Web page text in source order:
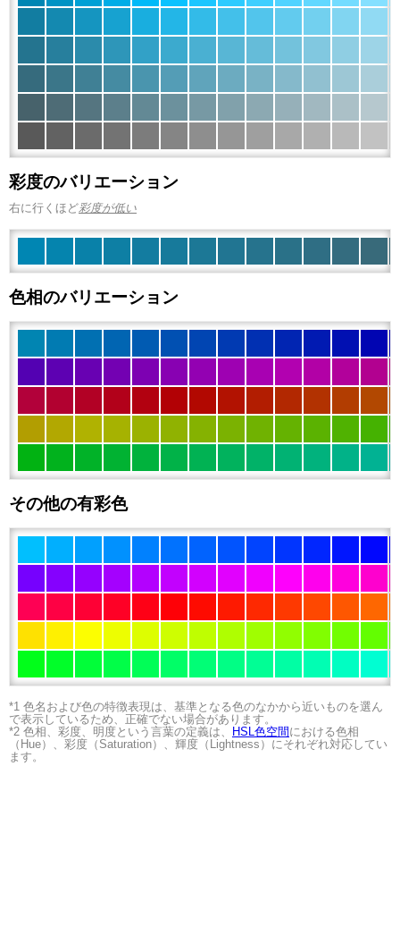
彩度のバリエーション
右に行くほど彩度が低い
色相のバリエーション
その他の有彩色
*1 色名および色の特徴表現は、基準となる色のなかから近いものを選ん
で表示しているため、正確でない場合があります。
*2 色相、彩度、明度という言葉の定義は、
HSL色空間 における色相
（Hue）、彩度（Saturation）、輝度（Lightness）にそれぞれ対応してい
ます。